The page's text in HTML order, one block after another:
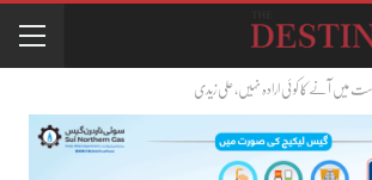
میں آنے کا کوئی ارادہ نہیں، علی زیدی